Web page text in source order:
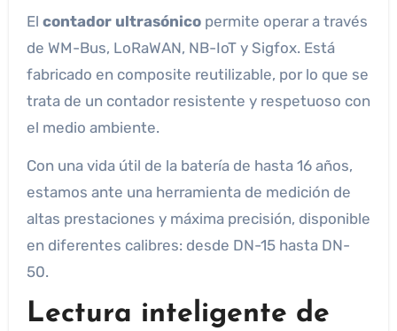
El contador ultrasónicopermite operar a través
de WM-Bus, LoRaWAN, NB-IoT y Sigfox. Está
fabricado en composite reutilizable, por lo que se
trata de un contador resistente y respetuoso con
el medio ambiente.
Con una vida útil de la batería de hasta 16 años,
estamos ante una herramienta de medición de
altas prestaciones y máxima precisión, disponible
en diferentes calibres: desde DN-15 hasta DN-
50.
Lectura inteligente de